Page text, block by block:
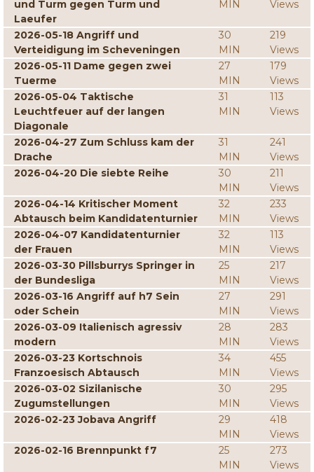
und Turm gegen Turm und
Laeufer
MIN
Views
2026-05-18 Angriff und
Verteidigung im Scheveningen
30
MIN
219
Views
2026-05-11 Dame gegen zwei
Tuerme
27
MIN
179
Views
2026-05-04 Taktische
Leuchtfeuer auf der langen
Diagonale
31
MIN
113
Views
2026-04-27 Zum Schluss kam der
Drache
31
MIN
241
Views
2026-04-20 Die siebte Reihe
30
MIN
211
Views
2026-04-14 Kritischer Moment
Abtausch beim Kandidatenturnier
32
MIN
233
Views
2026-04-07 Kandidatenturnier
der Frauen
32
MIN
113
Views
2026-03-30 Pillsburrys Springer in
der Bundesliga
25
MIN
217
Views
2026-03-16 Angriff auf h7 Sein
oder Schein
27
MIN
291
Views
2026-03-09 Italienisch agressiv
modern
28
MIN
283
Views
2026-03-23 Kortschnois
Franzoesisch Abtausch
34
MIN
455
Views
2026-03-02 Sizilanische
Zugumstellungen
30
MIN
295
Views
2026-02-23 Jobava Angriff
29
MIN
418
Views
2026-02-16 Brennpunkt f7
25
MIN
273
Views